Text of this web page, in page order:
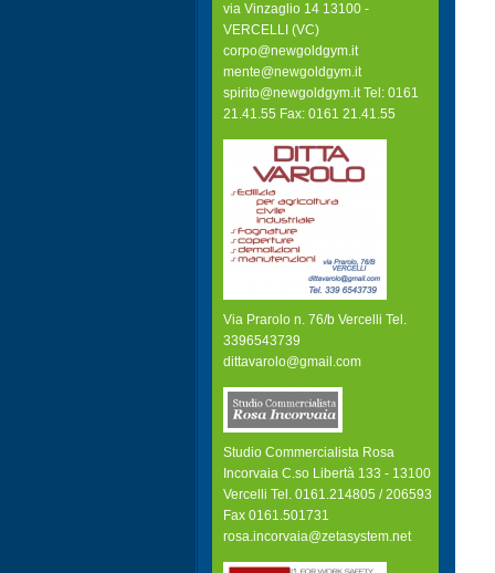
via Vinzaglio 14 13100 -
VERCELLI (VC)
corpo@newgoldgym.it
mente@newgoldgym.it
spirito@newgoldgym.it Tel: 0161
21.41.55 Fax: 0161 21.41.55
Via Prarolo n. 76/b Vercelli Tel.
3396543739
dittavarolo@gmail.com
Studio Commercialista Rosa
Incorvaia C.so Libertà 133 - 13100
Vercelli Tel. 0161.214805 / 206593
Fax 0161.501731
rosa.incorvaia@zetasystem.net